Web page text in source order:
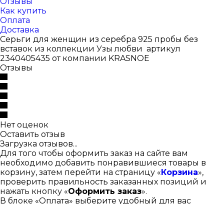
Как купить
Оплата
Доставка
Серьги для женщин из серебра 925 пробы без
вставок из коллекции Узы любви артикул
2340405435 от компании KRASNOE
Отзывы
Нет оценок
Оставить отзыв
Загрузка отзывов...
Для того чтобы оформить заказ на сайте вам
необходимо добавить понравившиеся товары в
корзину, затем перейти на страницу «Корзина»,
проверить правильность заказанных позиций и
нажать кнопку «Оформить заказ».
В блоке «Оплата» выберите удобный для вас